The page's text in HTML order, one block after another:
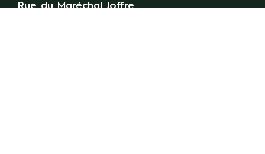
Rue du Maréchal Joffre,